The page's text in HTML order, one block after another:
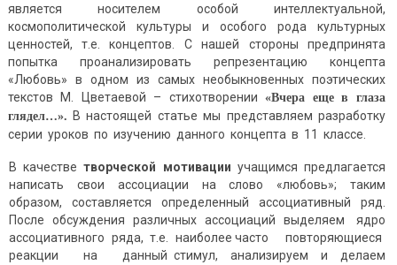
является носителем особой интеллектуальной,
космополитической культуры и особого рода культурных
ценностей, т.е. концептов. С нашей стороны предпринята
попытка проанализировать репрезентацию концепта
«Любовь» в одном из самых необыкновенных поэтических
текстов М. Цветаевой – стихотворении«Вчера еще в
глаза
глядел…». В настоящей статье мы представляем разработку
серии уроков по изучению данного концепта в 11 классе.
В качестветворческой мотивации учащимся предлагается
написать свои ассоциации на слово «любовь»; таким
образом, составляется определенный ассоциативный ряд.
После обсуждения различных ассоциаций выделяем ядро
ассоциативного ряда, т.е. наиболее часто повторяющиеся
реакции на данный стимул, анализируем и делаем